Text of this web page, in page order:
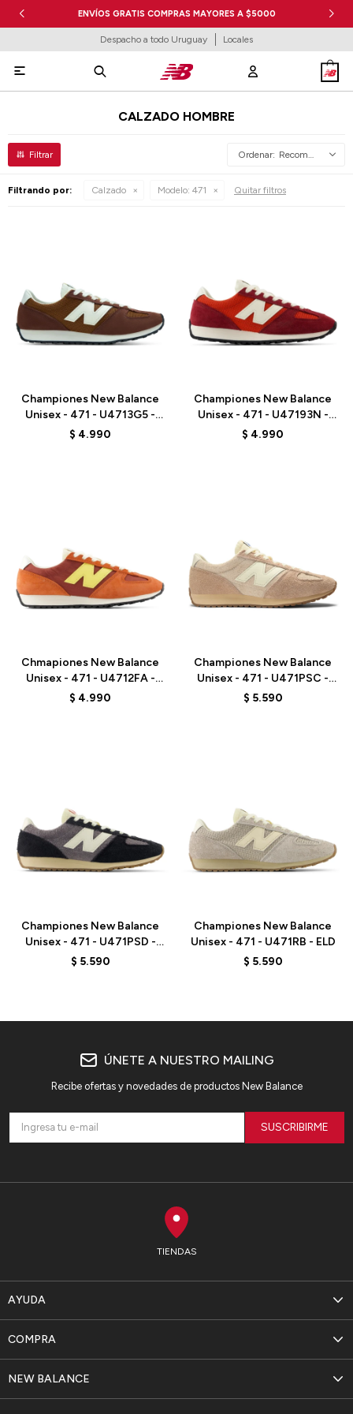
ENVÍOS GRATIS COMPRAS MAYORES A $5000
Despacho a todo Uruguay Locales

CALZADO HOMBRE
Recomendados
Filtrando por: Calzado Modelo: 471 Quitar filtros
Championes New Balance
Unisex - 471 - U4713G5 -
BROWN
$ 4.990
Championes New Balance
Unisex - 471 - U47193N -
RED
$ 4.990
Chmapiones New Balance
Unisex - 471 - U4712FA -
ORANGE RED
$ 4.990
Championes New Balance
Unisex - 471 - U471PSC -
BEIGE
$ 5.590
Championes New Balance
Unisex - 471 - U471PSD -
GREY/BLACK
$ 5.590
Championes New Balance
Unisex - 471 - U471RB - ELD
$ 5.590
TIENDAS
AYUDA
NEW BALANCE
COMPRA
ÚNETE A NUESTRO MAILING
Recibe ofertas y novedades de productos New Balance
SUSCRIBIRME